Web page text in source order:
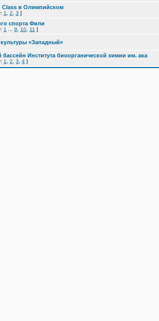
Class в Олимпийском
1 2 3 ]
спорта Фили
1 9 10 11 ]
«Западный»
Института биоорганической химии им. ака
1 2 3 4 ]